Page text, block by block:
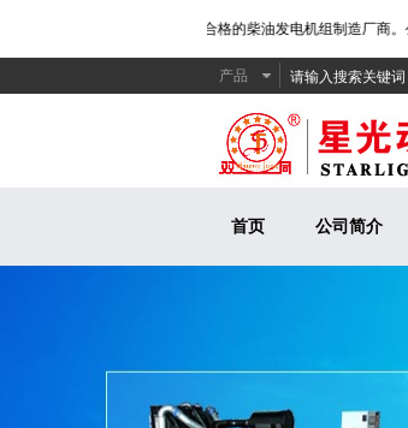
量监督检查中心”检验合格的柴油发电机组制造厂商。公
产品
首页 公司简介